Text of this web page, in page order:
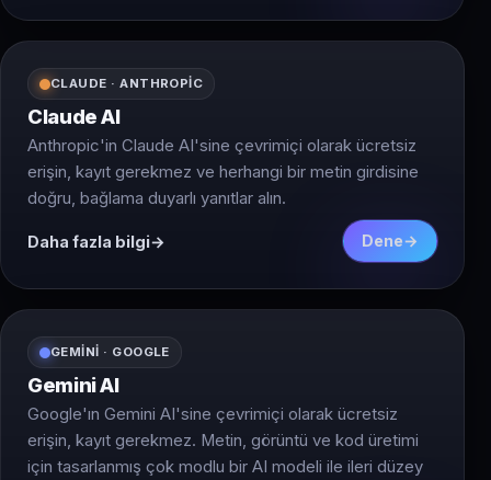
artırır. Bu da, GPT tarafından üretilen yanıtların her
zamankinden daha doğru ve ilgili olmasını sağlar.
CLAUDE · ANTHROPIC
Claude AI
Anthropic'in Claude AI'sine çevrimiçi olarak ücretsiz
erişin, kayıt gerekmez ve herhangi bir metin girdisine
doğru, bağlama duyarlı yanıtlar alın.
Daha fazla bilgi Dene
GEMINI · GOOGLE
Gemini AI
Google'ın Gemini AI'sine çevrimiçi olarak ücretsiz
erişin, kayıt gerekmez. Metin, görüntü ve kod üretimi
için tasarlanmış çok modlu bir AI modeli ile ileri düzey